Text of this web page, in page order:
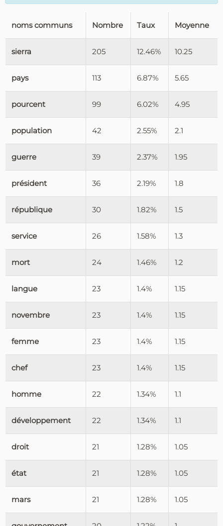
noms communs Nombre Taux Moyenne
sierra 205 12.46% 10.25
pays 113 6.87% 5.65
pourcent 99 6.02% 4.95
population 42 2.55% 2.1
guerre 39 2.37% 1.95
président 36 2.19% 1.8
république 30 1.82% 1.5
service 26 1.58% 1.3
mort 24 1.46% 1.2
langue 23 1.4% 1.15
novembre 23 1.4% 1.15
femme 23 1.4% 1.15
chef 23 1.4% 1.15
homme 22 1.34% 1.1
développement 22 1.34% 1.1
droit 21 1.28% 1.05
état 21 1.28% 1.05
mars 21 1.28% 1.05